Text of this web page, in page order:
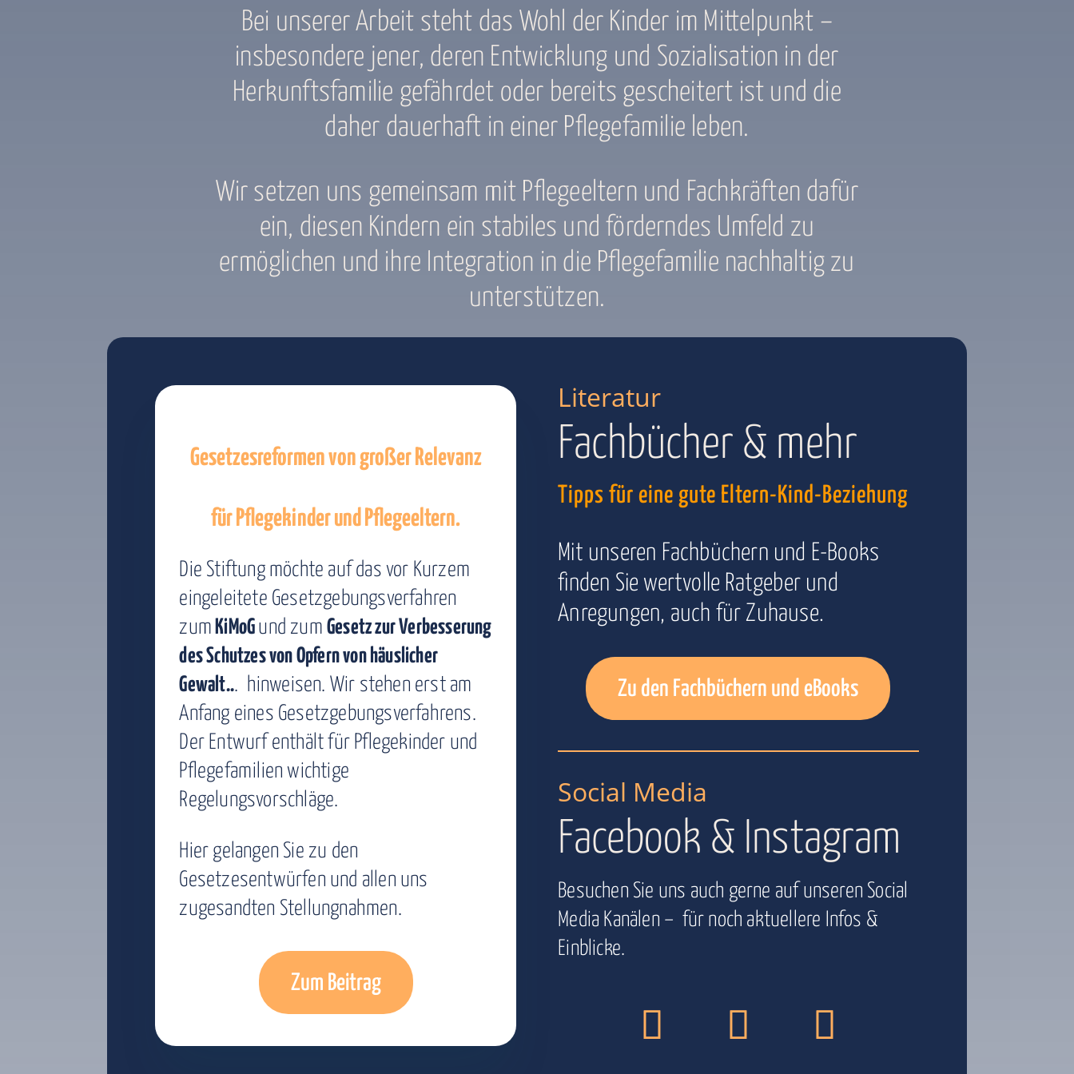
Bei unserer Arbeit steht das Wohl der Kinder im Mittelpunkt –
insbesondere jener, deren Entwicklung und Sozialisation in der
Herkunftsfamilie gefährdet oder bereits gescheitert ist und die
daher dauerhaft in einer Pflegefamilie leben.
Wir setzen uns gemeinsam mit Pflegeeltern und Fachkräften dafür
ein, diesen Kindern ein stabiles und förderndes Umfeld zu
ermöglichen und ihre Integration in die Pflegefamilie nachhaltig zu
unterstützen.
Gesetzesreformen von großer Relevanz
für Pflegekinder und Pflegeeltern.
Die Stiftung möchte auf das vor Kurzem
eingeleitete Gesetzgebungsverfahren
zum KiMoGund zumGesetz zur Verbesserung
des Schutzes von Opfern von häuslicher
Gewalt... hinweisen. Wir stehen erst am
Anfang eines Gesetzgebungsverfahrens.
Der Entwurf enthält für Pflegekinder und
Pflegefamilien wichtige
Regelungsvorschläge.
Hier gelangen Sie zu den
Gesetzesentwürfen und allen uns
zugesandten Stellungnahmen.
Zum Beitrag
Literatur
Fachbücher & mehr
Tipps für eine gute Eltern-Kind-Beziehung
Mit unseren Fachbüchern und E-Books
finden Sie wertvolle Ratgeber und
Anregungen, auch für Zuhause.
Zu den Fachbüchern und eBooks
Social Media
Facebook & Instagram
Besuchen Sie uns auch gerne auf unseren Social
Media Kanälen – für noch aktuellere Infos &
Einblicke.